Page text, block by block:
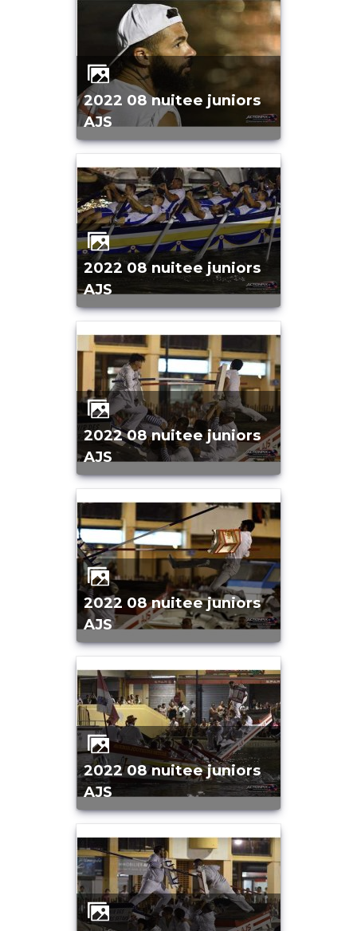
2022 08 nuitee juniors
AJS
2022 08 nuitee juniors
AJS
2022 08 nuitee juniors
AJS
2022 08 nuitee juniors
AJS
2022 08 nuitee juniors
AJS